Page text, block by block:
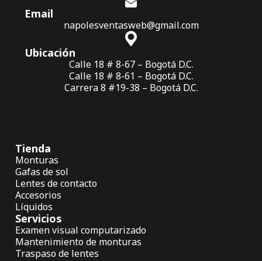
Email
napolesventasweb@gmail.com
Ubicación
Calle 18 # 8-67 – Bogotá D.C.
Calle 18 # 8-61 – Bogotá D.C.
Carrera 8 #19-38 – Bogotá D.C.
Tienda
Monturas
Gafas de sol
Lentes de contacto
Accesorios
Líquidos
Servicios
Examen visual computarizado
Mantenimiento de monturas
Traspaso de lentes